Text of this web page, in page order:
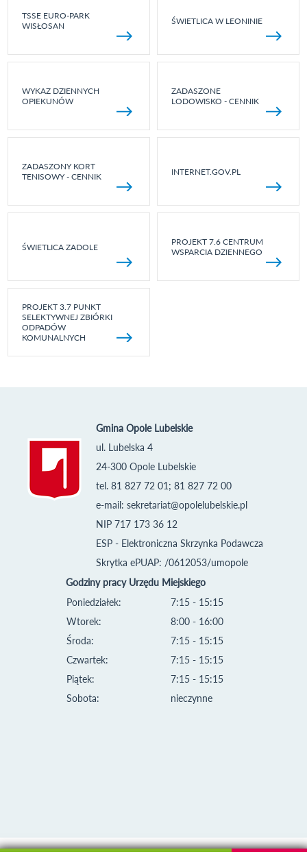
TSSE EURO-PARK
WISŁOSAN
ŚWIETLICA W LEONINIE
WYKAZ DZIENNYCH
OPIEKUNÓW
ZADASZONE
LODOWISKO - CENNIK
ZADASZONY KORT
TENISOWY - CENNIK
INTERNET.GOV.PL
ŚWIETLICA ZADOLE
PROJEKT 7.6 CENTRUM
WSPARCIA DZIENNEGO
PROJEKT 3.7 PUNKT
SELEKTYWNEJ ZBIÓRKI
ODPADÓW
KOMUNALNYCH
Gmina Opole Lubelskie
ul. Lubelska 4
24-300 Opole Lubelskie
tel. 81 827 72 01; 81 827 72 00
e-mail: sekretariat@opolelubelskie.pl
NIP 717 173 36 12
ESP - Elektroniczna Skrzynka Podawcza
Skrytka ePUAP: /0612053/umopole
Godziny pracy Urzędu Miejskiego
Poniedziałek:
Wtorek:
Środa:
Czwartek:
Piątek:
Sobota:
7:15 - 15:15
8:00 - 16:00
7:15 - 15:15
7:15 - 15:15
7:15 - 15:15
nieczynne